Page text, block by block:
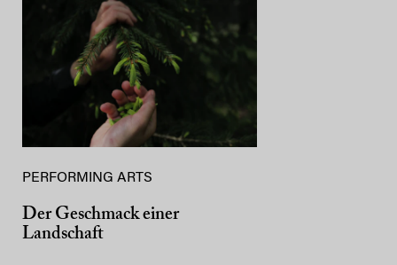
PERFORMING ARTS
Der Geschmack einer
Landschaft